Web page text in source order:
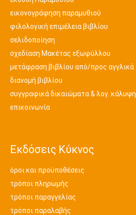
εικονογράφηση παραμυθιού
φιλολογική επιμέλεια βιβλίου
σελιδοποίηση
σχεδίαση Μακέτας εξωφύλλου
μετάφραση βιβλίου από/προς αγγλικά
διανομή βιβλίου
συγγραφικά δικαιώματα & λογ. κάλυψη
επικοινωνία
Εκδόσεις Κύκνος
όροι και προϋποθέσεις
τρόποι πληρωμής
τρόποι παραγγελίας
τρόποι παραλαβής